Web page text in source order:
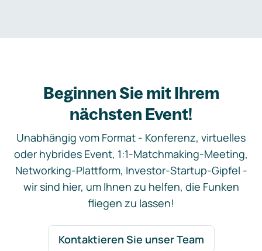
Beginnen Sie mit Ihrem
nächsten Event!
Unabhängig vom Format - Konferenz, virtuelles
oder hybrides Event, 1:1-Matchmaking-Meeting,
Networking-Plattform, Investor-Startup-Gipfel -
wir sind hier, um Ihnen zu helfen, die Funken
fliegen zu lassen!
Kontaktieren Sie unser Team